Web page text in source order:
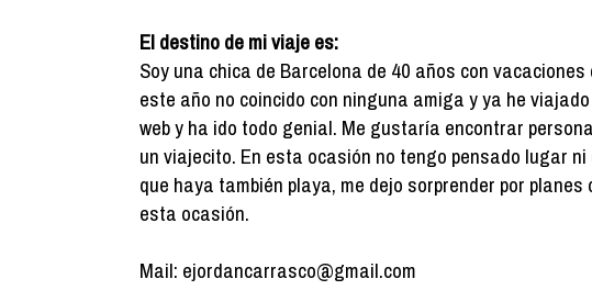
El destino de mi viaje es:
Soy una chica de Barcelona de 40 años con
este año no coincido con ninguna amiga y ya he
web y ha ido todo genial. Me gustaría encontrar
un viajecito. En esta ocasión no tengo pensado lugar
que haya también playa, me dejo sorprender por
esta ocasión.
Mail: ejordancarrasco@gmail.com